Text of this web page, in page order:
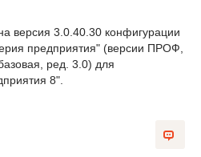
версия 3.0.40.30 конфигурации
предприятия" (версии ПРОФ,
ред. 3.0) для
8".